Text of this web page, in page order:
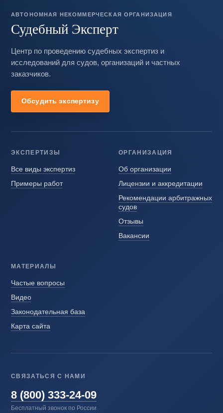
АВТОНОМНАЯ НЕКОММЕРЧЕСКАЯ ОРГАНИЗАЦИЯ
Судебный Эксперт
Центр по проведению судебных экспертиз и
исследований для судов, организаций и частных
заказчиков.
Обсудить экспертизу
ЭКСПЕРТИЗЫ
Все виды экспертиз
Примеры работ
ОРГАНИЗАЦИЯ
Об организации
Лицензии и аккредитации
Рекомендации арбитражных
судов
Отзывы
Вакансии
МАТЕРИАЛЫ
Частые вопросы
Видео
Законодательная база
Карта сайта
СВЯЗАТЬСЯ С НАМИ
8 (800) 333-24-09
Бесплатный звонок по России